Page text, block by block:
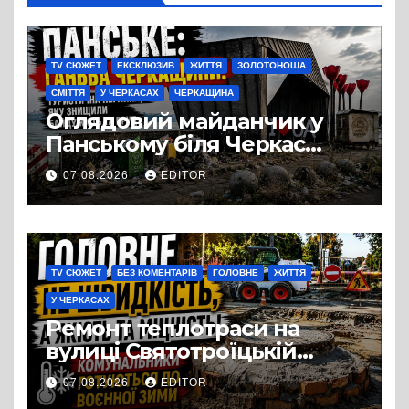
TV СЮЖЕТ ЕКСКЛЮЗИВ ЖИТТЯ ЗОЛОТОНОША
СМІТТЯ У ЧЕРКАСАХ ЧЕРКАЩИНА
Оглядовий майданчик у
Панському біля Черкас
перетворився на занедбане
сміттєзвалище
07.08.2026 EDITOR
TV СЮЖЕТ БЕЗ КОМЕНТАРІВ ГОЛОВНЕ ЖИТТЯ
У ЧЕРКАСАХ
Ремонт теплотраси на
вулиці Святотроїцькій
затягнувся порівняно із
запланованими термінами.
07.08.2026 EDITOR